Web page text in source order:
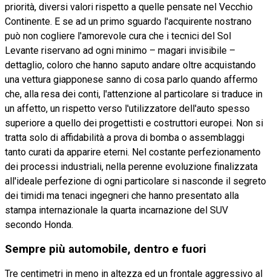
priorità, diversi valori rispetto a quelle pensate nel Vecchio
Continente. E se ad un primo sguardo l'acquirente nostrano
può non cogliere l'amorevole cura che i tecnici del Sol
Levante riservano ad ogni minimo – magari invisibile –
dettaglio, coloro che hanno saputo andare oltre acquistando
una vettura giapponese sanno di cosa parlo quando affermo
che, alla resa dei conti, l'attenzione al particolare si traduce in
un affetto, un rispetto verso l'utilizzatore dell'auto spesso
superiore a quello dei progettisti e costruttori europei. Non si
tratta solo di affidabilità a prova di bomba o assemblaggi
tanto curati da apparire eterni. Nel costante perfezionamento
dei processi industriali, nella perenne evoluzione finalizzata
all'ideale perfezione di ogni particolare si nasconde il segreto
dei timidi ma tenaci ingegneri che hanno presentato alla
stampa internazionale la quarta incarnazione del SUV
secondo Honda.
Sempre più automobile, dentro e fuori
Tre centimetri in meno in altezza ed un frontale aggressivo al